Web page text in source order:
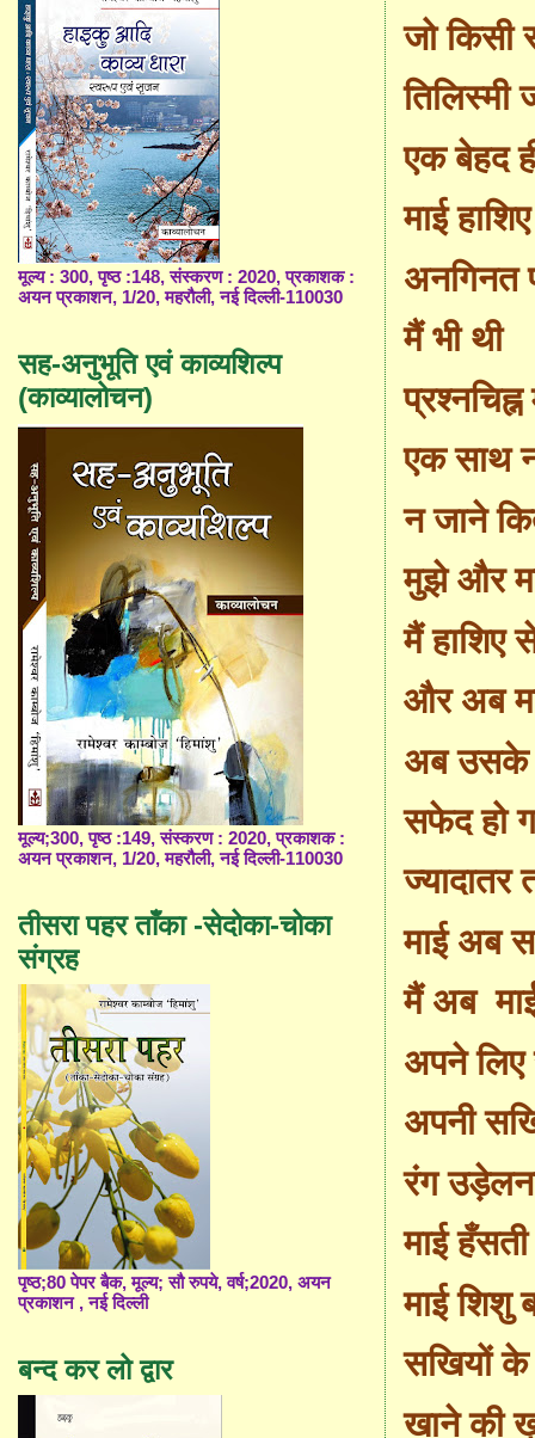
जो किसी
एक बेहद
माई
अनगिनत
मैं भी थी
प्रश्नचिह्न
एक साथ
न जाने
मुझे और
मैं हाशिए
और अब
अब उसके
सफेद हो
ज्यादातर
माई अब
मैं अब
अपने लिए
अपनी
रंग
माई
माई शिशु
सखियों के
खाने की
मूल्य : 300, पृष्ठ :148, संस्करण : 2020, प्रकाशक :
अयन प्रकाशन, 1/20, महरौली, नई दिल्ली-110030
सह-अनुभूति एवं काव्यशिल्प
(काव्यालोचन)
मूल्य;300, पृष्ठ :149, संस्करण : 2020, प्रकाशक :
अयन प्रकाशन, 1/20, महरौली, नई दिल्ली-110030
तीसरा पहर ताँका -सेदोका-चोका
संग्रह
पृष्ठ;80 पेपर बैक, मूल्य; सौ रुपये, वर्ष;2020, अयन
प्रकाशन , नई दिल्ली
बन्द कर लो द्वार